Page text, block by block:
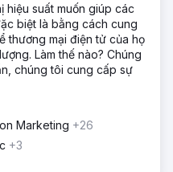
hiệu suất muốn giúp các
biệt là bằng cách cung
thương mại điện tử của họ
Làm thế nào? Chúng
chúng tôi cung cấp sự
Marketing +26
+3